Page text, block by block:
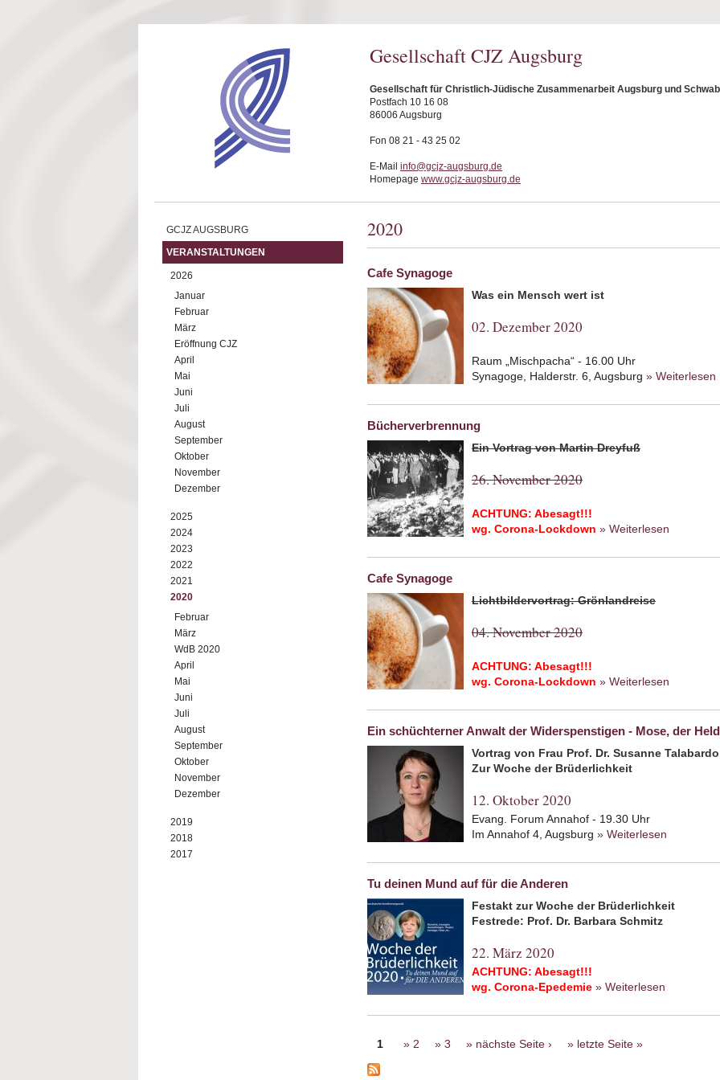
Gesellschaft CJZ Augsburg
Gesellschaft für Christlich-Jüdische Zusammenarbeit Augsburg und
Postfach 10 16 08
86006 Augsburg
Fon 08 21 - 43 25 02
E-Mail info@gcjz-augsburg.de
Homepage www.gcjz-augsburg.de
GCJZ AUGSBURG
VERANSTALTUNGEN
2026
Januar
Februar
März
Eröffnung CJZ
April
Mai
Juni
Juli
August
September
Oktober
November
Dezember
2025
2024
2023
2022
2021
2020
Februar
März
WdB 2020
April
Mai
Juni
Juli
August
September
Oktober
November
Dezember
2019
2018
2017
2020
Cafe Synagoge
Was ein Mensch wert ist
02. Dezember 2020
Raum „Mischpacha“ - 16.00 Uhr
Synagoge, Halderstr. 6, Augsburg » Weiterlesen
Bücherverbrennung
Ein Vortrag von Martin Dreyfuß
26. November 2020
ACHTUNG: Abesagt!!!
wg. Corona-Lockdown » Weiterlesen
Cafe Synagoge
Lichtbildervortrag: Grönlandreise
04. November 2020
ACHTUNG: Abesagt!!!
wg. Corona-Lockdown » Weiterlesen
Ein schüchterner Anwalt der Widerspenstigen - Mose, der
Vortrag von Frau Prof. Dr. Susanne
Zur Woche der Brüderlichkeit
12. Oktober 2020
Evang. Forum Annahof - 19.30 Uhr
Im Annahof 4, Augsburg » Weiterlesen
Tu deinen Mund auf für die Anderen
Festakt zur Woche der Brüderlichkeit
Festrede: Prof. Dr. Barbara Schmitz
22. März 2020
ACHTUNG: Abesagt!!!
wg. Corona-Epedemie » Weiterlesen
Seiten
1 2 3 nächste Seite › letzte Seite »